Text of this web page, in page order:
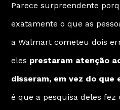
Parece surpreendente
exatamente o que as
a Walmart cometeu dois
eles prestaram atenção
disseram, em vez do que
é que a pesquisa deles